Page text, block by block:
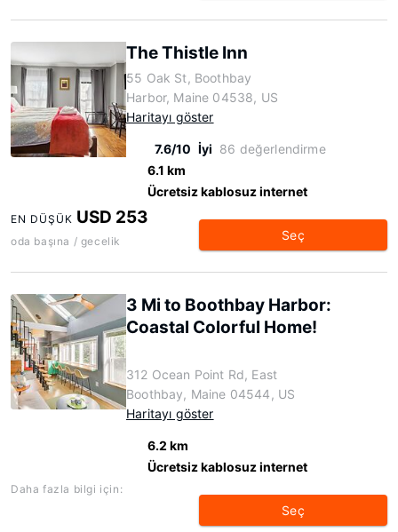
The Thistle Inn
55 Oak St, Boothbay
Harbor, Maine 04538, US
Haritayı göster
7.6/10 İyi 86 değerlendirme
6.1 km
Ücretsiz kablosuz internet
EN DÜŞÜK USD 253
oda başına / gecelik Seç
3 Mi to Boothbay Harbor:
Coastal Colorful Home!
312 Ocean Point Rd, East
Boothbay, Maine 04544, US
Haritayı göster
6.2 km
Ücretsiz kablosuz internet
Daha fazla bilgi için:
Seç